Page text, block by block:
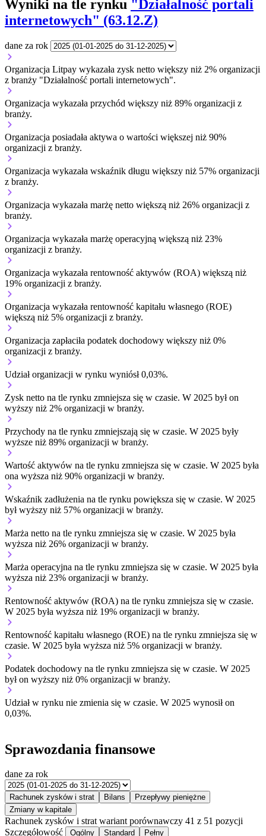
Wyniki na tle rynku "Działalność portali
internetowych" (63.12.Z)
dane za rok
Organizacja Litpay wykazała zysk netto większy niż 2% organizacji
z branży "Działalność portali internetowych".
Organizacja wykazała przychód większy niż 89% organizacji z
branży.
Organizacja posiadała aktywa o wartości większej niż 90%
organizacji z branży.
Organizacja wykazała wskaźnik długu większy niż 57% organizacji
z branży.
Organizacja wykazała marżę netto większą niż 26% organizacji z
branży.
Organizacja wykazała marżę operacyjną większą niż 23%
organizacji z branży.
Organizacja wykazała rentowność aktywów (ROA) większą niż
19% organizacji z branży.
Organizacja wykazała rentowność kapitału własnego (ROE)
większą niż 5% organizacji z branży.
Organizacja zapłaciła podatek dochodowy większy niż 0%
organizacji z branży.
Udział organizacji w rynku wyniósł 0,03%.
Zysk netto na tle rynku zmniejsza się w czasie. W 2025 był on
wyższy niż 2% organizacji w branży.
Przychody na tle rynku zmniejszają się w czasie. W 2025 były
wyższe niż 89% organizacji w branży.
Wartość aktywów na tle rynku zmniejsza się w czasie. W 2025 była
ona wyższa niż 90% organizacji w branży.
Wskaźnik zadłużenia na tle rynku powiększa się w czasie. W 2025
był wyższy niż 57% organizacji w branży.
Marża netto na tle rynku zmniejsza się w czasie. W 2025 była
wyższa niż 26% organizacji w branży.
Marża operacyjna na tle rynku zmniejsza się w czasie. W 2025 była
wyższa niż 23% organizacji w branży.
Rentowność aktywów (ROA) na tle rynku zmniejsza się w czasie.
W 2025 była wyższa niż 19% organizacji w branży.
Rentowność kapitału własnego (ROE) na tle rynku zmniejsza się w
czasie. W 2025 była wyższa niż 5% organizacji w branży.
Podatek dochodowy na tle rynku zmniejsza się w czasie. W 2025
był on wyższy niż 0% organizacji w branży.
Udział w rynku nie zmienia się w czasie. W 2025 wynosił on
0,03%.
Sprawozdania finansowe
dane za rok
Rachunek zysków i strat Bilans
Przepływy pieniężne
Zmiany w kapitale
Rachunek zysków i strat wariant porównawczy 41 z 51 pozycji
Szczegółowość
Ogólny Standard Pełny